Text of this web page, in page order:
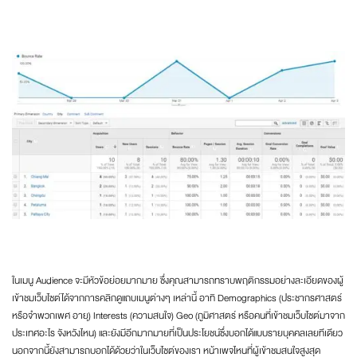
ในเมนู Audience จะมีหัวข้อย่อยมากมาย ซึ่งคุณสามารถทราบพฤติกรรมอย่างละเอียดของผู้
เข้าชมเว็บไซต์ได้จากการคลิกดูแถบเมนูต่างๆ เหล่านี้ อาทิ Demographics (ประชากรศาสตร์
หรือจำพวกเพศ อายุ) Interests (ความสนใจ) Geo (ภูมิศาสตร์ หรือคนที่เข้าชมเว็บไซต์มาจาก
ประเทศอะไร จังหวังไหน) และยังมีอีกมากมายที่เป็นประโยชน์ซึ่งบอกได้แบบรายบุคคลเลยทีเดียว
นอกจากนี้ยังสามารถบอกได้ด้วยว่าในเว็บไซต์ของเรา หน้าเพจไหนที่ผู้เข้าชมสนใจสูงสุด